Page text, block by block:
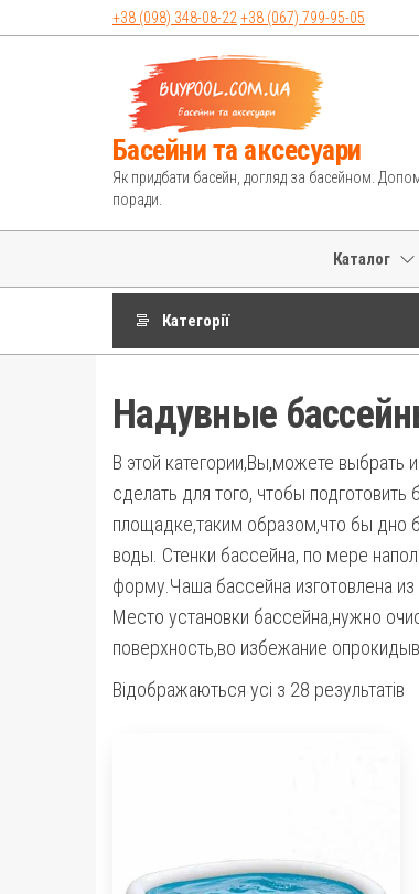
+38 (098) 348-08-22 +38 (067) 799-95-05
Басейни та аксесуари
Як придбати басейн, догляд за басейном.
поради.
Каталог
Категорії
Надувные
В этой категории,Вы,можете выбрать
сделать для того, чтобы
площадке,таким образом,что бы дно
воды. Стенки бассейна, по мере
форму.Чаша бассейна изготовлена из
Место установки бассейна,нужно
поверхность,во избежание
Відображаються усі з 28 результатів